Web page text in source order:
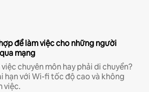
để làm việc cho những người
mạng
chuyên môn hay phải di chuyển?
hạn với Wi-fi tốc độ cao và không
việc.